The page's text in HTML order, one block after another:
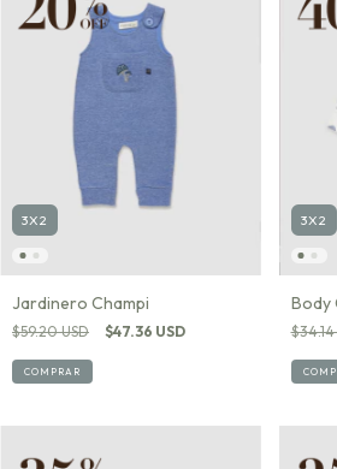
3X2
Jardinero Champi
$59.20 USD $47.36 USD
COMPRAR
3X2
Body
$34.14